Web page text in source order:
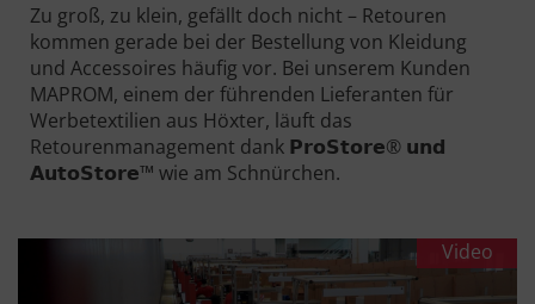
Zu groß, zu klein, gefällt doch nicht – Retouren
kommen gerade bei der Bestellung von Kleidung
und Accessoires häufig vor. Bei unserem Kunden
MAPROM, einem der führenden Lieferanten für
Werbetextilien aus Höxter, läuft das
Retourenmanagement dank 𝗣𝗿𝗼𝗦𝘁𝗼𝗿𝗲® 𝘂𝗻𝗱
𝗔𝘂𝘁𝗼𝗦𝘁𝗼𝗿𝗲™ wie am Schnürchen.
Video